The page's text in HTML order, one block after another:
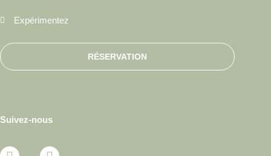
Expérimentez
RÉSERVATION
Suivez-nous